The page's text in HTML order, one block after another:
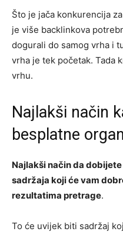
Što je jača konkurencija
je više backlinkova
dogurali do samog vrha i
vrha je tek početak. Tada
vrhu.
Najlakši način
besplatne
Najlakši način da
sadržaja koji će vam
rezultatima pretrage.
To će uvijek biti sadržaj